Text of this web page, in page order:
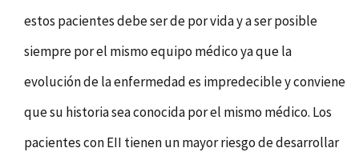
estos pacientes debe ser de por vida y a ser posible
siempre por el mismo equipo médico ya que la
evolución de la enfermedad es impredecible y conviene
que su historia sea conocida por el mismo médico. Los
pacientes con EII tienen un mayor riesgo de desarrollar